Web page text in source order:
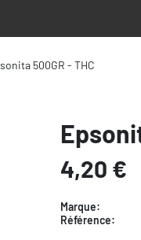
500GR - THC
4,20 €
Marque:
Référence: